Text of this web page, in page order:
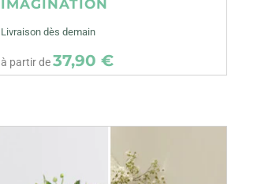
IMAGINATION
Livraison dès demain
à partir de37,90 €